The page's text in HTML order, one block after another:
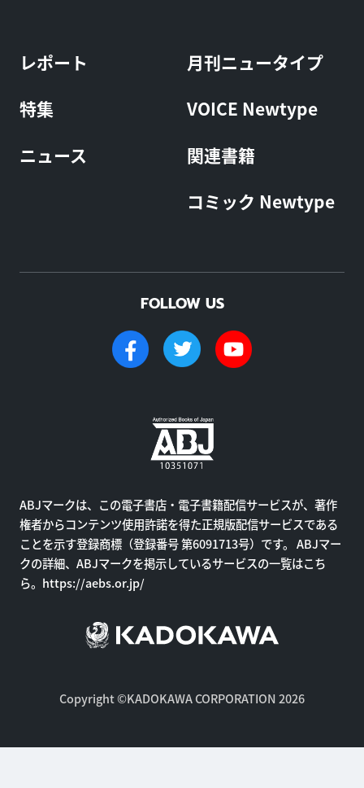
レポート
特集
ニュース
月刊ニュータイプ
VOICE Newtype
関連書籍
コミック Newtype
FOLLOW US
ABJマークは、この電子書店・電子書籍配信サービスが、著作
権者からコンテンツ使用許諾を得た正規版配信サービスである
ことを示す登録商標（登録番号 第6091713号）です。 ABJマー
クの詳細、ABJマークを掲示しているサービスの一覧はこち
ら。 https://aebs.or.jp/
Copyright ©KADOKAWA CORPORATION 2026